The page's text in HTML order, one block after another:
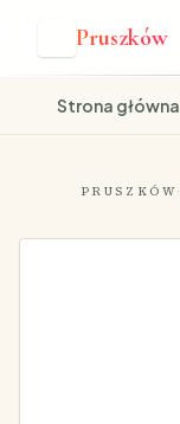
Pruszków
Strona główna
PRUSZKÓW·